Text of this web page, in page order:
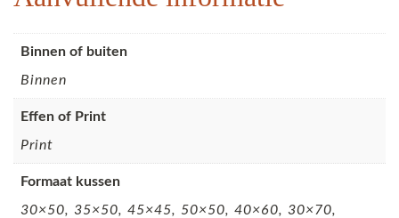
Binnen of buiten
Binnen
Effen of Print
Print
Formaat kussen
30×50, 35×50, 45×45, 50×50, 40×60, 30×70,